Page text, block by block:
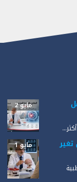
مايو 2
مايو 1